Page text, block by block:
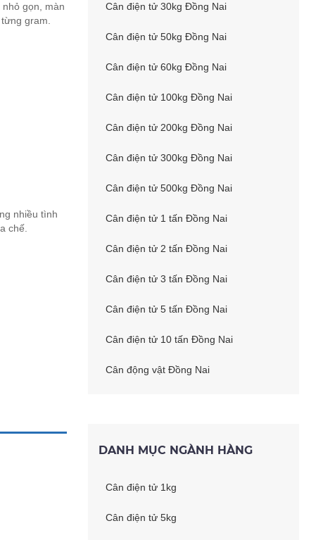
gọn, màn
gram.
nhiều tình
chế.
Cân điện tử 30kg Đồng Nai
Cân điện tử 50kg Đồng Nai
Cân điện tử 60kg Đồng Nai
Cân điện tử 100kg Đồng Nai
Cân điện tử 200kg Đồng Nai
Cân điện tử 300kg Đồng Nai
Cân điện tử 500kg Đồng Nai
Cân điện tử 1 tấn Đồng Nai
Cân điện tử 2 tấn Đồng Nai
Cân điện tử 3 tấn Đồng Nai
Cân điện tử 5 tấn Đồng Nai
Cân điện tử 10 tấn Đồng Nai
Cân động vật Đồng Nai
DANH MỤC NGÀNH HÀNG
Cân điện tử 1kg
Cân điện tử 5kg